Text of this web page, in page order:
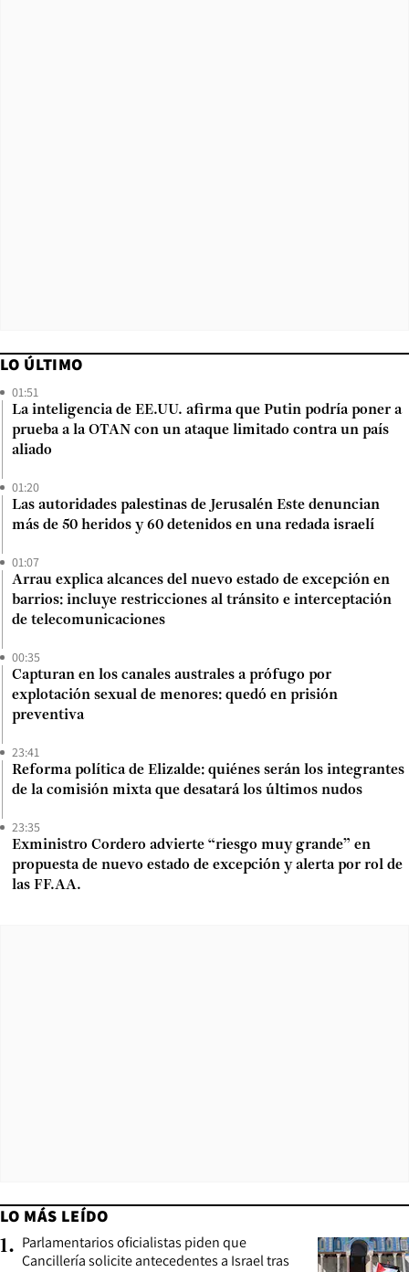
LO ÚLTIMO
01:51
La inteligencia de EE.UU. afirma que Putin podría poner a
prueba a la OTAN con un ataque limitado contra un país
aliado
01:20
Las autoridades palestinas de Jerusalén Este denuncian
más de 50 heridos y 60 detenidos en una redada israelí
01:07
Arrau explica alcances del nuevo estado de excepción en
barrios: incluye restricciones al tránsito e interceptación
de telecomunicaciones
00:35
Capturan en los canales australes a prófugo por
explotación sexual de menores: quedó en prisión
preventiva
23:41
Reforma política de Elizalde: quiénes serán los integrantes
de la comisión mixta que desatará los últimos nudos
23:35
Exministro Cordero advierte “riesgo muy grande” en
propuesta de nuevo estado de excepción y alerta por rol de
las FF.AA.
LO MÁS LEÍDO
1. Parlamentarios oficialistas piden que
Cancillería solicite antecedentes a Israel tras